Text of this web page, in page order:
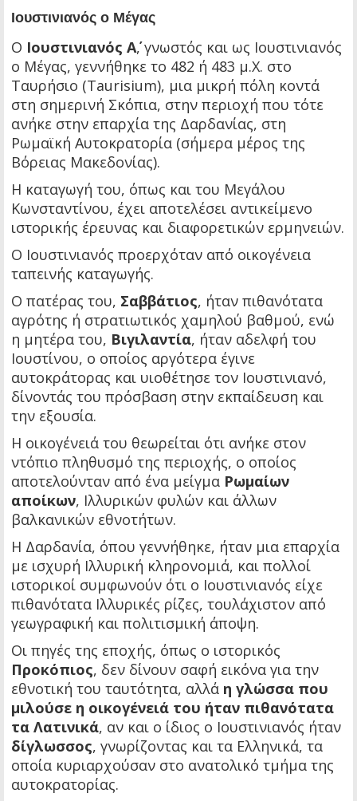
Ιουστινιανός ο Μέγας
Ο Ιουστινιανός Α΄, γνωστός και ως Ιουστινιανός
ο Μέγας, γεννήθηκε το 482 ή 483 μ.Χ. στο
Ταυρήσιο (Taurisium), μια μικρή πόλη κοντά
στη σημερινή Σκόπια, στην περιοχή που τότε
ανήκε στην επαρχία της Δαρδανίας, στη
Ρωμαϊκή Αυτοκρατορία (σήμερα μέρος της
Βόρειας Μακεδονίας).
Η καταγωγή του, όπως και του Μεγάλου
Κωνσταντίνου, έχει αποτελέσει αντικείμενο
ιστορικής έρευνας και διαφορετικών ερμηνειών.
Ο Ιουστινιανός προερχόταν από οικογένεια
ταπεινής καταγωγής.
Ο πατέρας του, Σαββάτιος, ήταν πιθανότατα
αγρότης ή στρατιωτικός χαμηλού βαθμού, ενώ
η μητέρα του, Βιγιλαντία, ήταν αδελφή του
Ιουστίνου, ο οποίος αργότερα έγινε
αυτοκράτορας και υιοθέτησε τον Ιουστινιανό,
δίνοντάς του πρόσβαση στην εκπαίδευση και
την εξουσία.
Η οικογένειά του θεωρείται ότι ανήκε στον
ντόπιο πληθυσμό της περιοχής, ο οποίος
αποτελούνταν από ένα μείγμα Ρωμαίων
αποίκων, Ιλλυρικών φυλών και άλλων
βαλκανικών εθνοτήτων.
Η Δαρδανία, όπου γεννήθηκε, ήταν μια επαρχία
με ισχυρή Ιλλυρική κληρονομιά, και πολλοί
ιστορικοί συμφωνούν ότι ο Ιουστινιανός είχε
πιθανότατα Ιλλυρικές ρίζες, τουλάχιστον από
γεωγραφική και πολιτισμική άποψη.
Οι πηγές της εποχής, όπως ο ιστορικός
Προκόπιος, δεν δίνουν σαφή εικόνα για την
εθνοτική του ταυτότητα, αλλά η γλώσσα που
μιλούσε η οικογένειά του ήταν πιθανότατα
τα Λατινικά, αν και ο ίδιος ο Ιουστινιανός ήταν
δίγλωσσος, γνωρίζοντας και τα Ελληνικά, τα
οποία κυριαρχούσαν στο ανατολικό τμήμα της
αυτοκρατορίας.